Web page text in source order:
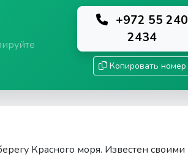
+972 55 240
2434
Копировать номер
Красного моря. Известен своими